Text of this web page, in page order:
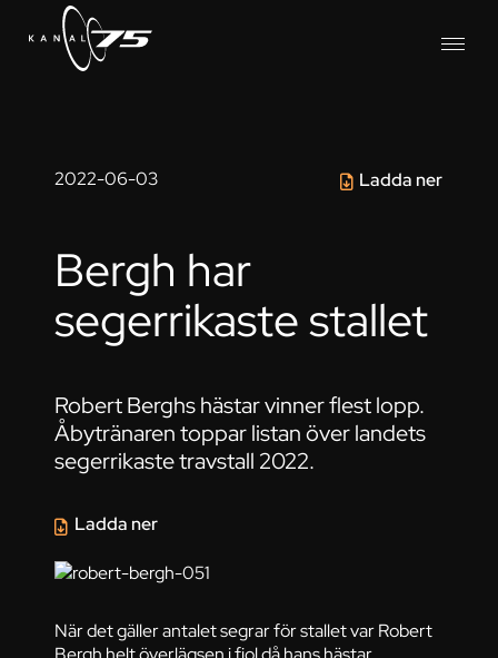
2022-06-03 Ladda ner
Bergh har
segerrikaste stallet
Robert Berghs hästar vinner flest lopp.
Åbytränaren toppar listan över landets
segerrikaste travstall 2022.
När det gäller antalet segrar för stallet var Robert
Ladda ner